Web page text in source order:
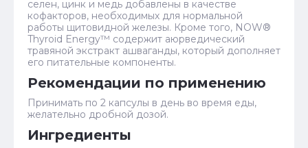
селен, цинк и медь добавлены в качестве
кофакторов, необходимых для нормальной
работы щитовидной железы. Кроме того, NOW®
Thyroid Energy™ содержит аюрведический
травяной экстракт ашваганды, который дополняет
его питательные компоненты.
Рекомендации по применению
Принимать по 2 капсулы в день во время еды,
желательно дробной дозой.
Ингредиенты